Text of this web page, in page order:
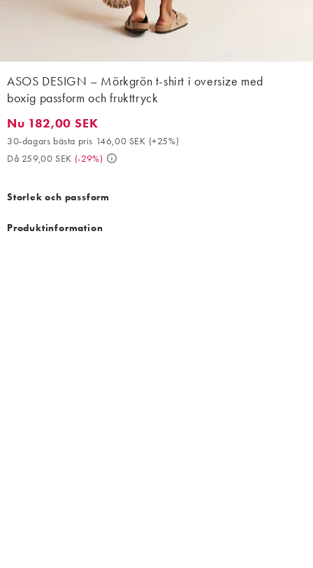
ASOS DESIGN – Mörkgrön t-shirt i oversize med
boxig passform och frukttryck
Nu 182,00 SEK. 30-dagars bästa pris 146,00 SEK (+25%). Då
Nu 182,00 SEK
30-dagars bästa pris 146,00 SEK (+25%)
Då 259,00 SEK (-29%)
Storlek och passform
Produktinformation